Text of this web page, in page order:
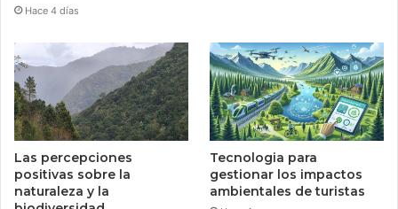
Hace 4 días
Las percepciones
positivas sobre la
naturaleza y la
Tecnologia para
gestionar los impactos
ambientales de turistas